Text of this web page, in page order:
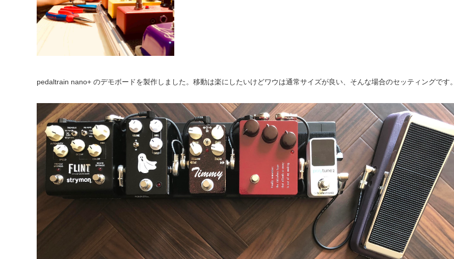
pedaltrain nano+ のデモボードを製作しました。移動は楽にしたいけどワウは通常サイズが良い、そんな場合のセッティングです。